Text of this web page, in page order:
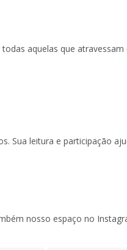
aquelas que
Sua leitura e participação
nosso espaço no